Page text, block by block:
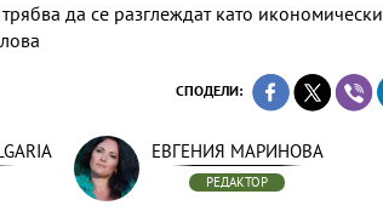
да се разглеждат като икономически
СПОДЕЛИ:
ЕВГЕНИЯ МАРИНОВА
РЕДАКТОР